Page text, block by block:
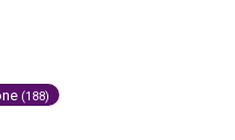
(188)